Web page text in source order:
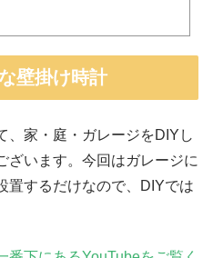
壁掛け時計
、家・庭・ガレージをDIYし
ざいます。今回はガレージに
置するだけなので、DIYでは